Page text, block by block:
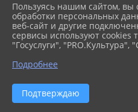
03.05.2024 06:09
Старшеклассники
викторине
Пользуясь нашим сайтом, вы
обработки персональных
веб-сайт и другие
сервисы используют cookies
"Госуслуги", "PRO.Культура",
Подробнее
Подтверждаю